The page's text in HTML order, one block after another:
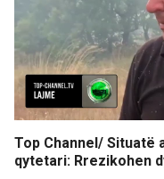
Top Channel/ Situatë
qytetari: Rrezikohen